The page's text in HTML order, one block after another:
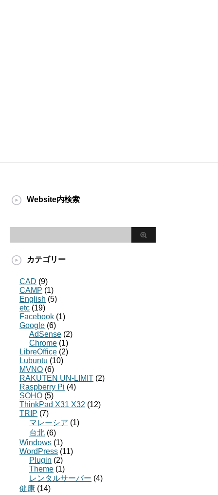
Website内検索
カテゴリー
CAD (9)
CAMP (1)
English (5)
etc (19)
Facebook (1)
Google (6)
AdSense (2)
Chrome (1)
LibreOffice (2)
Lubuntu (10)
MVNO (6)
RAKUTEN UN-LIMIT (2)
Raspberry Pi (4)
SOHO (5)
ThinkPad X31 X32 (12)
TRIP (7)
マレーシア (1)
台北 (6)
Windows (1)
WordPress (11)
Plugin (2)
Theme (1)
レンタルサーバー (4)
健康 (14)